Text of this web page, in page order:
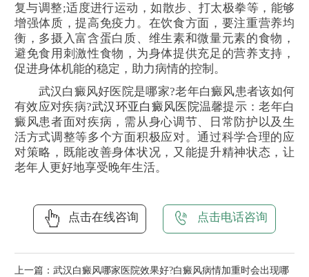
复与调整;适度进行运动，如散步、打太极拳等，能够
增强体质，提高免疫力。在饮食方面，要注重营养均
衡，多摄入富含蛋白质、维生素和微量元素的食物，
避免食用刺激性食物，为身体提供充足的营养支持，
促进身体机能的稳定，助力病情的控制。
武汉白癜风好医院是哪家?老年白癜风患者该如何
有效应对疾病?武汉环亚白癜风医院温馨提示：老年白
癜风患者面对疾病，需从身心调节、日常防护以及生
活方式调整等多个方面积极应对。通过科学合理的应
对策略，既能改善身体状况，又能提升精神状态，让
老年人更好地享受晚年生活。
点击在线咨询 点击电话咨询
上一篇： 武汉白癜风哪家医院效果好?白癜风病情加重时会出现哪